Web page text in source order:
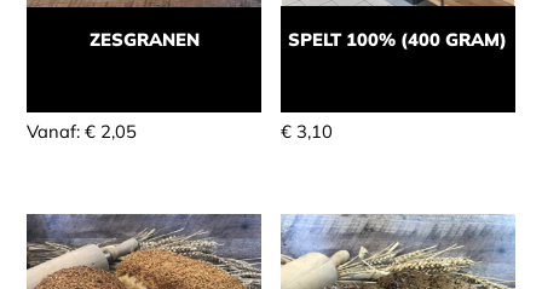
ZESGRANEN
Vanaf:€ 2,05
SPELT 100% (400 GRAM)
€ 3,10